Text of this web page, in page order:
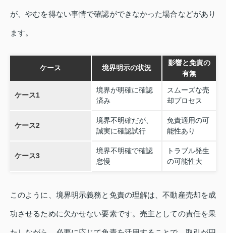
が、やむを得ない事情で確認ができなかった場合などがあり
ます。
ケース 境界明示の状況
影響と免責の
有無
ケース1
境界が明確に確認
済み
スムーズな売
却プロセス
ケース2
境界不明確だが、
誠実に確認試行
免責適用の可
能性あり
ケース3
境界不明確で確認
怠慢
トラブル発生
の可能性大
このように、境界明示義務と免責の理解は、不動産売却を成
功させるために欠かせない要素です。売主としての責任を果